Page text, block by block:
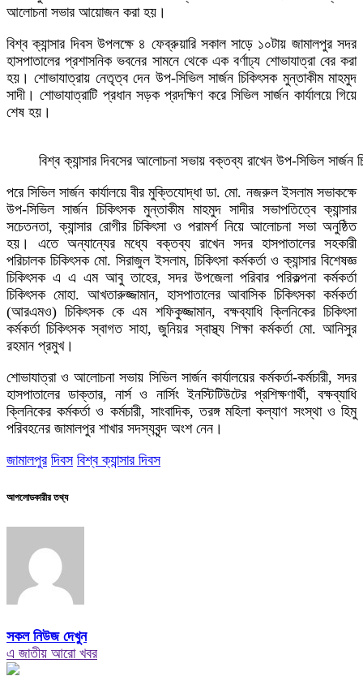
আলোচনা সভার আয়োজন করা হয়।
বিশ্ব ক্যান্সার দিবস উপলক্ষে ৪ ফেব্রুয়ারি সকাল সাড়ে ১০টায় জামালপুর সদর
হাসপাতালের প্রশাসনিক ভবনের সামনে থেকে এক বর্ণাঢ্য শোভাযাত্রা বের করা
হয়। শোভাযাত্রায় নেতৃত্ব দেন উপ-সিভিল সার্জন চিকিৎসক মুন্তাকীম মাহমুদ
সাদী। শোভাযাত্রাটি প্রধান সড়ক প্রদক্ষিণ করে সিভিল সার্জন কার্যালয়ে গিয়ে
শেষ হয়।
বিশ্ব ক্যান্সার দিবসের আলোচনা সভায় বক্তব্য রাখেন উপ-সিভিল সার্জন
পরে সিভিল সার্জন কার্যালয়ে বীর মুক্তিযোদ্ধা ডা. মো. নজরুল ইসলাম সভাকক্ষে
উপ-সিভিল সার্জন চিকিৎসক মুন্তাকীম মাহমুদ সাদীর সভাপতিত্বে ক্যান্সার
সচেতনতা, ক্যান্সার রোগীর চিকিৎসা ও পরামর্শ নিয়ে আলোচনা সভা অনুষ্ঠিত
হয়। এতে অন্যান্যের মধ্যে বক্তব্য রাখেন সদর হাসপাতালের সহকারী
পরিচালক চিকিৎসক মো. সিরাজুল ইসলাম, চিকিৎসা কর্মকর্তা ও ক্যান্সার বিশেষজ্ঞ
চিকিৎসক এ এ এম আবু তাহের, সদর উপজেলা পরিবার পরিকল্পনা কর্মকর্তা
চিকিৎসক মোহা. আখতারুজ্জামান, হাসপাতালের আবাসিক চিকিৎসকা কর্মকর্তা
(আরএমও) চিকিৎসক কে এম শফিকুজ্জামান, বক্ষব্যাধি ক্লিনিকের চিকিৎসা
কর্মকর্তা চিকিৎসক স্বাগত সাহা, জুনিয়র স্বাস্থ্য শিক্ষা কর্মকর্তা মো. আনিসুর
রহমান প্রমুখ।
শোভাযাত্রা ও আলোচনা সভায় সিভিল সার্জন কার্যালয়ের কর্মকর্তা-কর্মচারী, সদর
হাসপাতালের ডাক্তার, নার্স ও নার্সিং ইনস্টিটিউটের প্রশিক্ষণার্থী, বক্ষব্যাধি
ক্লিনিকের কর্মকর্তা ও কর্মচারী, সাংবাদিক, তরঙ্গ মহিলা কল্যাণ সংস্থা ও হিমু
পরিবহনের জামালপুর শাখার সদস্যবৃন্দ অংশ নেন।
জামালপুর দিবস বিশ্ব ক্যান্সার দিবস
আপলোডকারীর তথ্য
সকল নিউজ দেখুন
এ জাতীয় আরো খবর